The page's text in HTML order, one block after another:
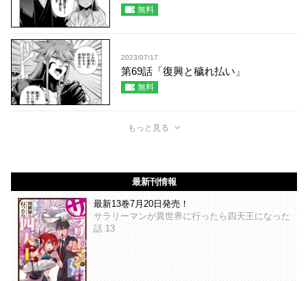
無料
2023/07/17
第69話「復興と穢れ払い」
無料
もっと見る
最新刊情報
最新13巻7月20日発売！
サラリーマンが異世界に行ったら四天王になった
話 13